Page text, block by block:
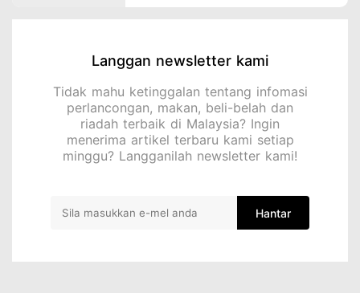
Langgan newsletter kami
Tidak mahu ketinggalan tentang infomasi
perlancongan, makan, beli-belah dan
riadah terbaik di Malaysia? Ingin
menerima artikel terbaru kami setiap
minggu? Langganilah newsletter kami!
Hantar